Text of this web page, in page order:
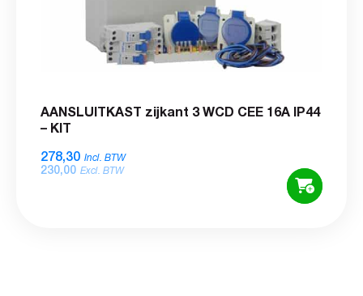
AANSLUITKAST zijkant 3 WCD CEE 16A IP44
– KIT
278,30 Incl. BTW
230,00 Excl. BTW